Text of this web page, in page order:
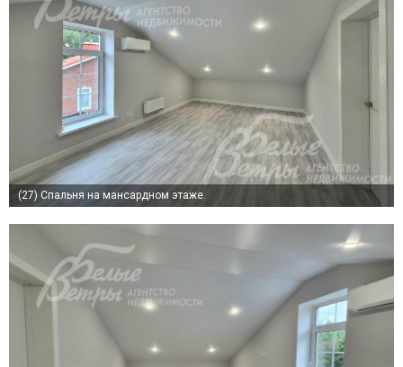
(27) Спальня на мансардном этаже.